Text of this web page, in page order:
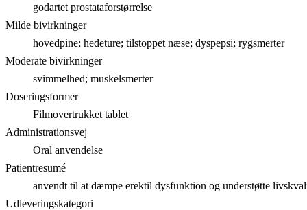
godartet prostataforstørrelse
Milde bivirkninger
hovedpine; hedeture; tilstoppet næse; dyspepsi; rygsmerter
Moderate bivirkninger
svimmelhed; muskelsmerter
Doseringsformer
Filmovertrukket tablet
Administrationsvej
Oral anvendelse
Patientresumé
anvendt til at dæmpe erektil dysfunktion og understøtte
Udleveringskategori